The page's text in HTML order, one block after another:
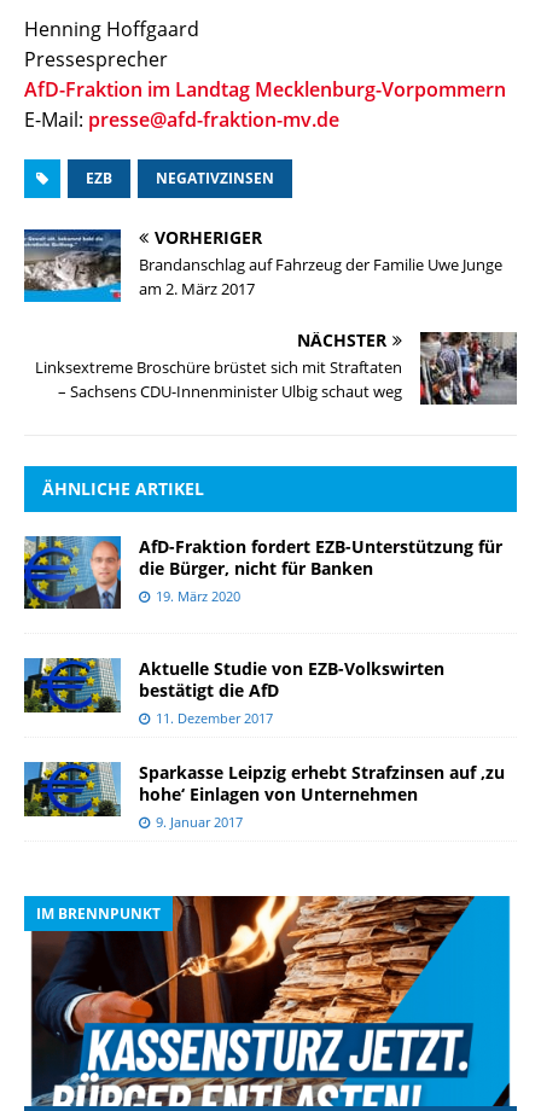
Henning Hoffgaard
Pressesprecher
AfD-Fraktion im Landtag Mecklenburg-Vorpommern
E-Mail: presse@afd-fraktion-mv.de
EZB NEGATIVZINSEN
VORHERIGER
Brandanschlag auf Fahrzeug der Familie Uwe Junge
am 2. März 2017
NÄCHSTER
Linksextreme Broschüre brüstet sich mit Straftaten
– Sachsens CDU-Innenminister Ulbig schaut weg
ÄHNLICHE ARTIKEL
AfD-Fraktion fordert EZB-Unterstützung für
die Bürger, nicht für Banken
19. März 2020
Aktuelle Studie von EZB-Volkswirten
bestätigt die AfD
11. Dezember 2017
Sparkasse Leipzig erhebt Strafzinsen auf ‚zu
hohe‘ Einlagen von Unternehmen
9. Januar 2017
IM BRENNPUNKT